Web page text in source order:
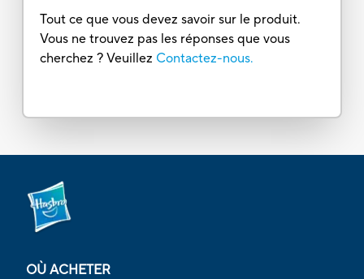
Tout ce que vous devez savoir sur le produit.
Vous ne trouvez pas les réponses que vous
cherchez ? Veuillez Contactez-nous.
OÙ ACHETER